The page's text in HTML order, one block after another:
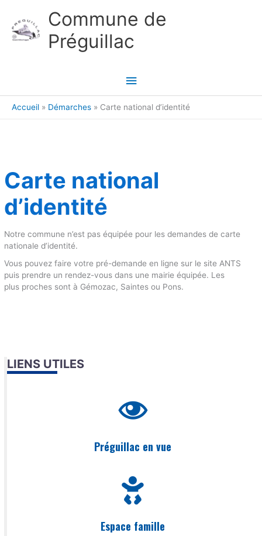
Commune de
Préguillac
Menu
principal
Accueil Démarches Carte national d’identité
Carte national
d’identité
Notre commune n’est pas équipée pour les demandes de carte
nationale d’identité.
Vous pouvez faire votre pré-demande en ligne sur le site ANTS
puis prendre un rendez-vous dans une mairie équipée. Les
plus proches sont à Gémozac, Saintes ou Pons.
LIENS UTILES
Préguillac en vue
Espace famille